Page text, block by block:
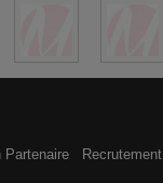
Partenaire Recrutement